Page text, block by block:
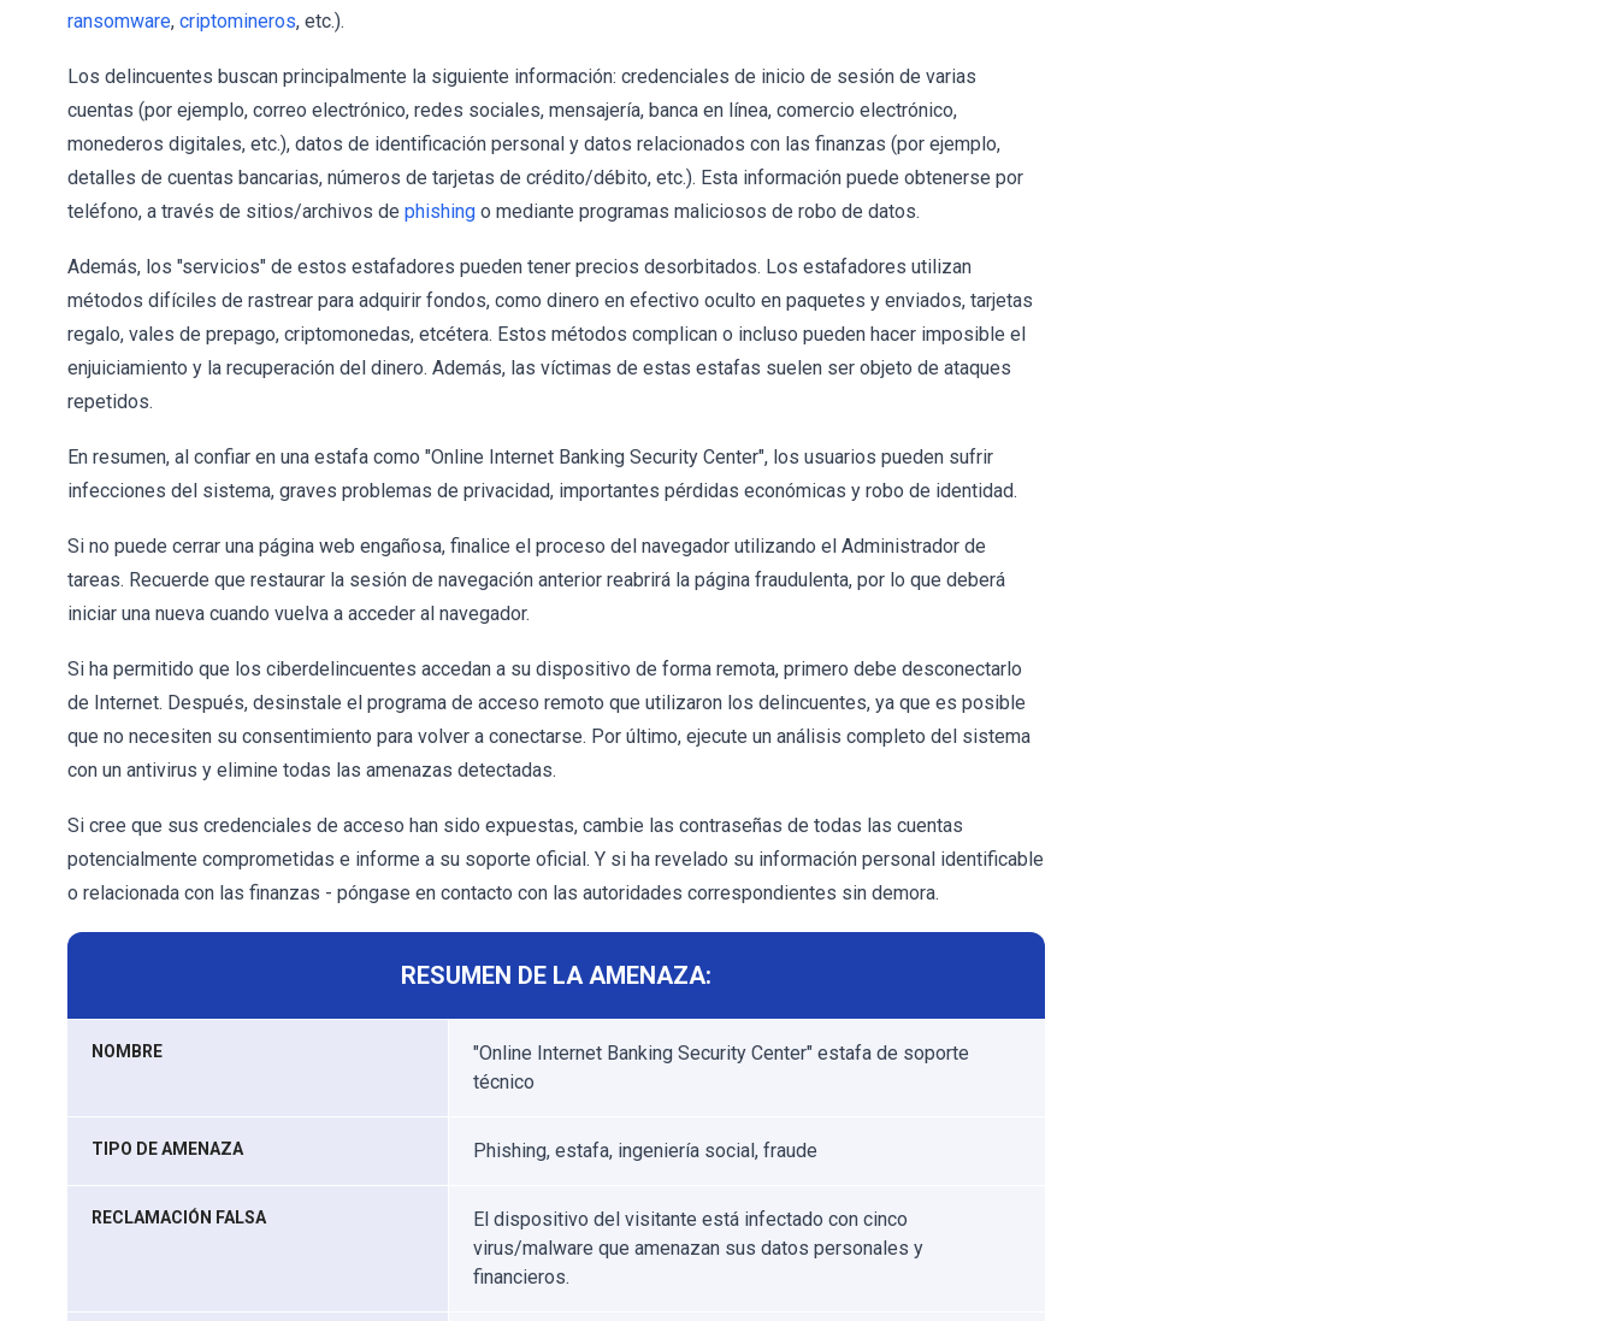
ransomware, criptomineros, etc.).
Los delincuentes buscan principalmente la siguiente información: credenciales de inicio de sesión de varias
cuentas (por ejemplo, correo electrónico, redes sociales, mensajería, banca en línea, comercio electrónico,
monederos digitales, etc.), datos de identificación personal y datos relacionados con las finanzas (por ejemplo,
detalles de cuentas bancarias, números de tarjetas de crédito/débito, etc.). Esta información puede obtenerse por
teléfono, a través de sitios/archivos de phishing o mediante programas maliciosos de robo de datos.
Además, los "servicios" de estos estafadores pueden tener precios desorbitados. Los estafadores utilizan
métodos difíciles de rastrear para adquirir fondos, como dinero en efectivo oculto en paquetes y enviados, tarjetas
regalo, vales de prepago, criptomonedas, etcétera. Estos métodos complican o incluso pueden hacer imposible el
enjuiciamiento y la recuperación del dinero. Además, las víctimas de estas estafas suelen ser objeto de ataques
repetidos.
En resumen, al confiar en una estafa como "Online Internet Banking Security Center", los usuarios pueden sufrir
infecciones del sistema, graves problemas de privacidad, importantes pérdidas económicas y robo de identidad.
Si no puede cerrar una página web engañosa, finalice el proceso del navegador utilizando el Administrador de
tareas. Recuerde que restaurar la sesión de navegación anterior reabrirá la página fraudulenta, por lo que deberá
iniciar una nueva cuando vuelva a acceder al navegador.
Si ha permitido que los ciberdelincuentes accedan a su dispositivo de forma remota, primero debe desconectarlo
de Internet. Después, desinstale el programa de acceso remoto que utilizaron los delincuentes, ya que es posible
que no necesiten su consentimiento para volver a conectarse. Por último, ejecute un análisis completo del sistema
con un antivirus y elimine todas las amenazas detectadas.
Si cree que sus credenciales de acceso han sido expuestas, cambie las contraseñas de todas las cuentas
potencialmente comprometidas e informe a su soporte oficial. Y si ha revelado su información personal identificable
o relacionada con las finanzas - póngase en contacto con las autoridades correspondientes sin demora.
RESUMEN DE LA AMENAZA:
NOMBRE
"Online Internet Banking Security Center" estafa de soporte
técnico
TIPO DE AMENAZA Phishing, estafa, ingeniería social, fraude
RECLAMACIÓN FALSA
El dispositivo del visitante está infectado con cinco
virus/malware que amenazan sus datos personales y
financieros.